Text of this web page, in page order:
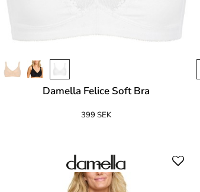
Damella Felice Soft Bra
399 SEK